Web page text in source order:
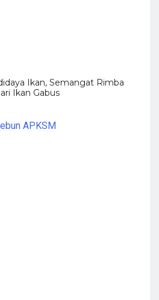
Ikan, Semangat Rimba
Ikan Gabus